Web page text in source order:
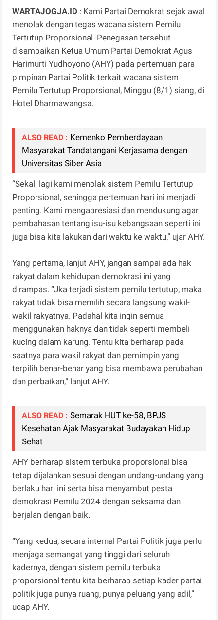
WARTAJOGJA.ID : Kami Partai Demokrat sejak awal
menolak dengan tegas wacana sistem Pemilu
Tertutup Proporsional. Penegasan tersebut
disampaikan Ketua Umum Partai Demokrat Agus
Harimurti Yudhoyono (AHY) pada pertemuan para
pimpinan Partai Politik terkait wacana sistem
Pemilu Tertutup Proporsional, Minggu (8/1) siang, di
Hotel Dharmawangsa.
ALSO READ : Kemenko Pemberdayaan
Masyarakat Tandatangani Kerjasama dengan
Universitas Siber Asia
“Sekali lagi kami menolak sistem Pemilu Tertutup
Proporsional, sehingga pertemuan hari ini menjadi
penting. Kami mengapresiasi dan mendukung agar
pembahasan tentang isu-isu kebangsaan seperti ini
juga bisa kita lakukan dari waktu ke waktu,” ujar AHY.
Yang pertama, lanjut AHY, jangan sampai ada hak
rakyat dalam kehidupan demokrasi ini yang
dirampas. “Jka terjadi sistem pemilu tertutup, maka
rakyat tidak bisa memilih secara langsung wakil-
wakil rakyatnya. Padahal kita ingin semua
menggunakan haknya dan tidak seperti membeli
kucing dalam karung. Tentu kita berharap pada
saatnya para wakil rakyat dan pemimpin yang
terpilih benar-benar yang bisa membawa perubahan
dan perbaikan,” lanjut AHY.
ALSO READ : Semarak HUT ke-58, BPJS
Kesehatan Ajak Masyarakat Budayakan Hidup
Sehat
AHY berharap sistem terbuka proporsional bisa
tetap dijalankan sesuai dengan undang-undang yang
berlaku hari ini serta bisa menyambut pesta
demokrasi Pemilu 2024 dengan seksama dan
berjalan dengan baik.
“Yang kedua, secara internal Partai Politik juga perlu
menjaga semangat yang tinggi dari seluruh
kadernya, dengan sistem pemilu terbuka
proporsional tentu kita berharap setiap kader partai
politik juga punya ruang, punya peluang yang adil,”
ucap AHY.